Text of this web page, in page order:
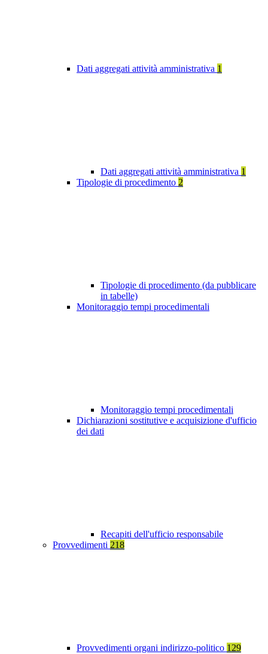
Dati aggregati attività amministrativa 1
Dati aggregati attività amministrativa 1
Tipologie di procedimento 2
Tipologie di procedimento (da pubblicare
in tabelle)
Monitoraggio tempi procedimentali
Monitoraggio tempi procedimentali
Dichiarazioni sostitutive e acquisizione d'ufficio
dei dati
Recapiti dell'ufficio responsabile
Provvedimenti 218
Provvedimenti organi indirizzo-politico 129